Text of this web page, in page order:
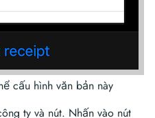
cấu hình văn bản này
ty và nút. Nhấn vào nút